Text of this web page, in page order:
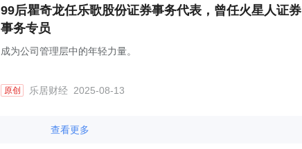
99后瞿奇龙任乐歌股份证券事务代表，曾任火星人证券
事务专员
成为公司管理层中的年轻力量。
原创 乐居财经 2025-08-13
查看更多